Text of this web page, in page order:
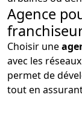
Agence
Choisir une
avec les
permet de
tout en